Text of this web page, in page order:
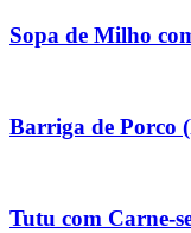
Sopa de Milho
Barriga de Porco
Tutu com Carne-